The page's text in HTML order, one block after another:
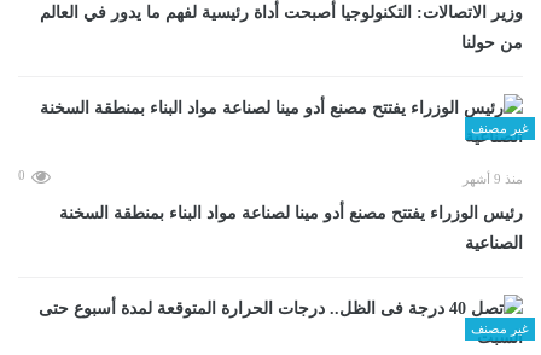
وزير الاتصالات: التكنولوجيا أصبحت أداة رئيسية لفهم ما يدور في العالم
من حولنا
غير مصنف
منذ 9 أشهر 0
رئيس الوزراء يفتتح مصنع أدو مينا لصناعة مواد البناء بمنطقة السخنة
الصناعية
غير مصنف